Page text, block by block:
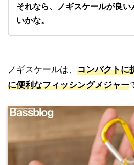
それなら、ノギスケールが良い
いかな。
ノギスケールは、 コンパクトに
に便利なフィッシングメジャー